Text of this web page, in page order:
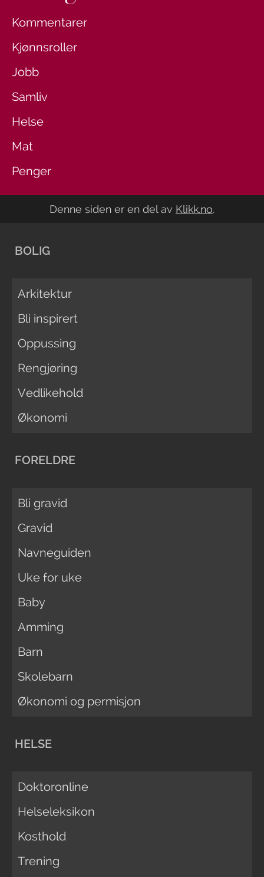
Kommentarer
Kjønnsroller
Jobb
Samliv
Helse
Mat
Penger
Denne siden er en del av Klikk.no.
BOLIG
Arkitektur
Bli inspirert
Oppussing
Rengjøring
Vedlikehold
Økonomi
FORELDRE
Bli gravid
Gravid
Navneguiden
Uke for uke
Baby
Amming
Barn
Skolebarn
Økonomi og permisjon
HELSE
Doktoronline
Helseleksikon
Kosthold
Trening